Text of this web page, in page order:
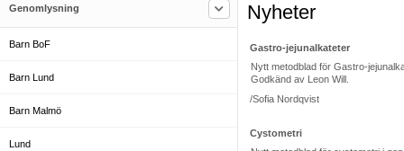
Genomlysning
Barn BoF
Barn Lund
Barn Malmö
Lund
Nyheter
Gastro-jejunalkateter
Nytt metodblad för Gastro-
Godkänd av Leon Will.
/Sofia Nordqvist
Cystometri